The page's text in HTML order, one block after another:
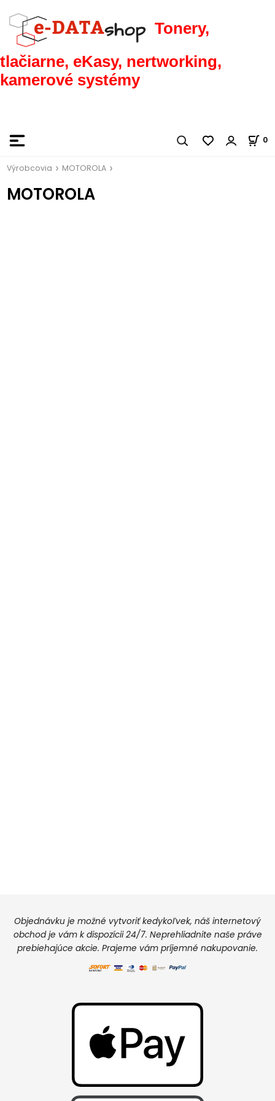
Tonery,
tlačiarne, eKasy, nertworking,
kamerové systémy
0
Výrobcovia MOTOROLA
MOTOROLA
Objednávku je možné vytvoriť kedykoľvek, náš internetový
obchod je vám k dispozícii 24/7. Neprehliadnite naše práve
prebiehajúce akcie. Prajeme vám príjemné nakupovanie.